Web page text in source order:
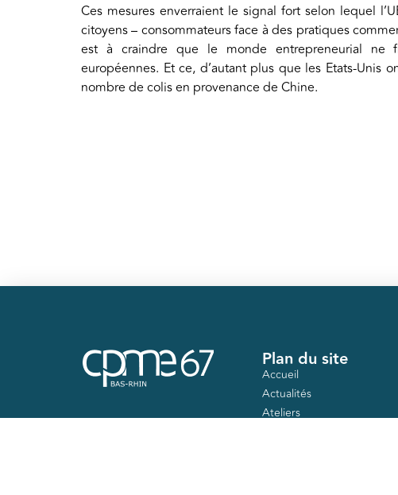
Ces mesures enverraient le signal fort selon lequel
citoyens – consommateurs face à des pratiques
est à craindre que le monde entrepreneurial ne
européennes. Et ce, d’autant plus que les Etats-
nombre de colis en provenance de Chine.
Plan du site
Accueil
Actualités
Ateliers